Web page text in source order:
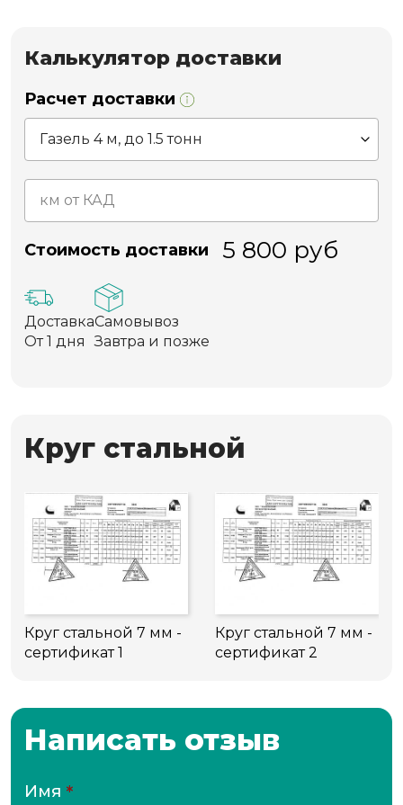
Калькулятор доставки
Расчет доставки
Стоимость доставки 5 800 руб
Доставка
От 1 дня
Самовывоз
Завтра и позже
Круг стальной
Круг стальной 7 мм -
сертификат 1
Круг стальной 7 мм -
сертификат 2
Написать отзыв
Имя *